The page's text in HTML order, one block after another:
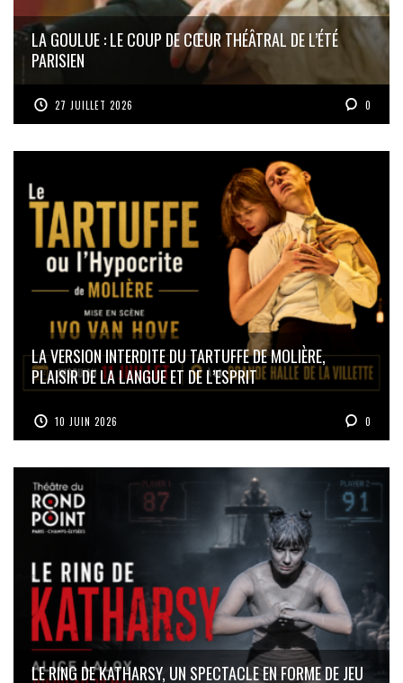
LA GOULUE : LE COUP DE CŒUR THÉÂTRAL DE L’ÉTÉ
PARISIEN
27 JUILLET 2026 0
LA VERSION INTERDITE DU TARTUFFE DE MOLIÈRE,
PLAISIR DE LA LANGUE ET DE L’ESPRIT
10 JUIN 2026 0
LE RING DE KATHARSY, UN SPECTACLE EN FORME DE JEU